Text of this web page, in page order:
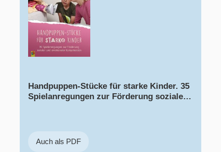
Handpuppen-Stücke für starke Kinder. 35
Spielanregungen zur Förderung sozialer
Auch als PDF